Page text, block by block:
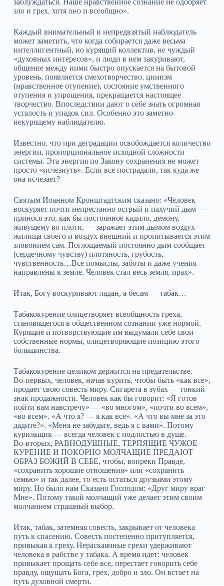
зло и грех, хотя оно и всеобщно».
Каждый внимательный и непредвзятый наблюдатель
может заметить, что когда собирается даже весьма
интеллигентный, но курящий коллектив, не чуждый
«духовных интересов», и люди в нем закуривают,
общение между ними быстро опускается на бытовой
уровень, появляется смехотворчество, цинизм
(нравственное отупение), состояние умственного
отупения и упрощения, прекращается настоящее
творчество. Впоследствии дают о себе знать огромная
усталость и упадок сил. Особенно это заметно
некурящему наблюдателю.
Известно, что при деградации освобождается количество
энергии, пропорциональное исходной сложности
системы. Эта энергия по Закону сохранения не может
просто «исчезнуть». Если все пострадали, так куда же
она исчезает?
Святым Иоанном Кронштадтским сказано: «Человек
воскуряет почти непрестанно острый и пахучий дым —
принося это, как бы постоянное кадило, демону,
живущему во плоти, — заражает этим дымом воздух
жилища своего и воздух внешний и пропитывается этим
зловонием сам. Поглощаемый постоянно дым сообщает
(сердечному чувству) плотяность, грубость,
чувственность…Все помыслы, заботы и даже учения
направлены к земле. Человек стал весь земля, прах».
Итак, Богу воскуривают ладан, а бесам — табак…
Табакокурение олицетворяет всеобщность греха,
становящегося в общественном сознании уже нормой.
Курящие и потворствующие им выдумали себе свои
собственные нормы, олицетворяющие позицию этого
большинства.
Табакокурение целиком держится на предательстве.
Во‑первых, человек, начав курить, чтобы быть «как все»,
продает свою совесть миру. Сигарета в зубах — тонкий
знак продажности. Человек как бы говорит: «Я готов
пойти вам навстречу» — «во многом», «почти во всем»,
«во всем». «А что я? — я как все». «А что вы мне за это
дадите?». «Меня не забудьте, ведь я с вами». Потому
курильщик — всегда человек с подлостью в душе.
Во‑вторых, РАВНОДУШНЫЕ, ТЕРПЯЩИЕ ЧУЖОЕ
КУРЕНИЕ И ПОКОРНО МОЛЧАЩИЕ ПРЕДАЮТ
ОБРАЗ БОЖИЙ В СЕБЕ, чтобы, вопреки Правде,
«сохранить хорошие отношения» или «сохранить
семью» и так далее, то есть остаться друзьями этому
миру. Но было нам Сказано Господом: «Друг миру враг
Мне». Потому такой молчащий уже делает этим своим
молчанием страшный выбор.
Итак, табак, затемняя совесть, закрывает от человека
путь к спасению. Совесть постепенно притупляется,
привыкая к греху. Нераскаянные грехи удерживают
человека в рабстве у табака. А время идет: человек
привыкает прощать себе все, перестает говорить себе
правду, ощущать Бога, грех, добро и зло. Он встает на
путь духовной смерти.